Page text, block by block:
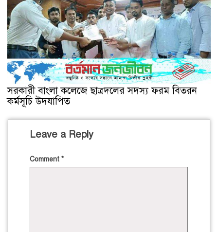
সরকারী বাংলা কলেজে ছাত্রদলের সদস্য ফরম বিতরন
কর্মসূচি উদযাপিত
Leave a Reply
Comment *